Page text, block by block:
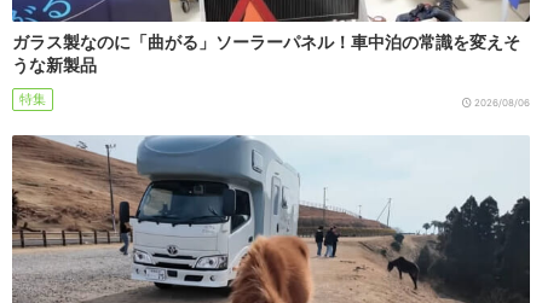
ガラス製なのに「曲がる」ソーラーパネル！車中泊の常識を変えそ
うな新製品
特集 2026/08/06